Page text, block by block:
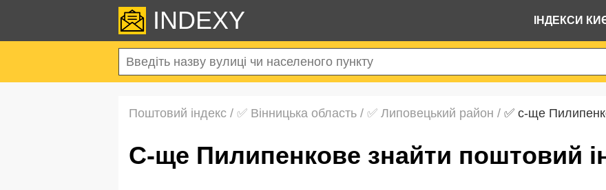
INDEXY ІНДЕКСИ
Поштовий індекс / ✅ Вінницька область / ✅ Липовецький район / ✅ с-ще
с-ще Пилипенкове знайти поштовий